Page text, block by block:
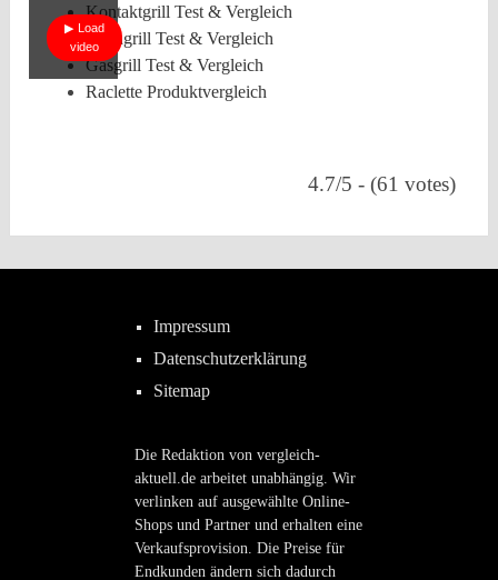
Load
video
Kontaktgrill Test & Vergleich
Tischgrill Test & Vergleich
Gasgrill Test & Vergleich
Raclette Produktvergleich
4.7/5 - (61 votes)
Impressum
Datenschutzerklärung
Sitemap
Die Redaktion von vergleich-
aktuell.de arbeitet unabhängig. Wir
verlinken auf ausgewählte Online-
Shops und Partner und erhalten eine
Verkaufsprovision. Die Preise für
Endkunden ändern sich dadurch